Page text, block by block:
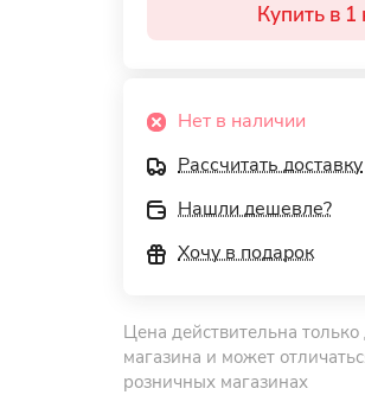
Купить в 1
Нет в наличии
Рассчитать доставку
Нашли дешевле?
Хочу в подарок
Цена действительна
магазина и может
розничных магазинах